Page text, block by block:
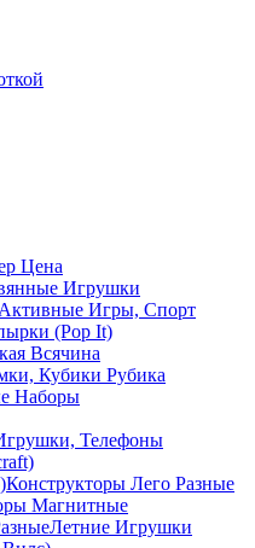
Цена
Игрушки
Активные Игры, Спорт
(Pop It)
Всячина
Кубики Рубика
Наборы
Телефоны
Конструкторы Лего Разные
Магнитные
Летние Игрушки